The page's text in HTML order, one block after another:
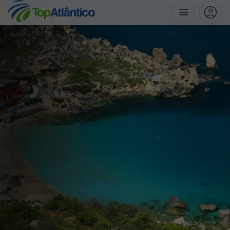
Destinos
Voos
Hotéis
Disneyland ® Paris
Escapadinhas